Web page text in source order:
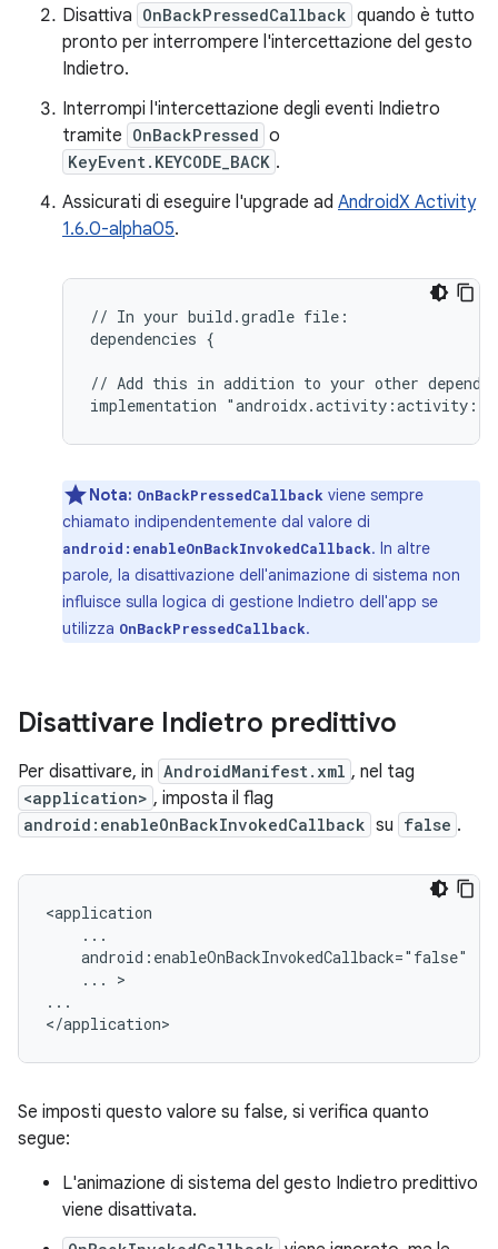
Disattiva OnBackPressedCallback quando è tutto
pronto per interrompere l'intercettazione del gesto
Indietro.
Interrompi l'intercettazione degli eventi Indietro
tramite OnBackPressed o
KeyEvent.KEYCODE_BACK .
Assicurati di eseguire l'upgrade ad AndroidX Activity
1.6.0-alpha05.
// In your build.gradle file:
dependencies {
// Add this in addition to your other
implementation
Nota: OnBackPressedCallback viene sempre
chiamato indipendentemente dal valore di
android:enableOnBackInvokedCallback. In altre
parole, la disattivazione dell'animazione di sistema non
influisce sulla logica di gestione Indietro dell'app se
utilizza OnBackPressedCallback.
Disattivare Indietro predittivo
Per disattivare, in AndroidManifest.xml , nel tag
<application> , imposta il flag
android:enableOnBackInvokedCallback su false .
<application
    ...
    android:enableOnBackInvokedCallback="false"
    ... >
...
Se imposti questo valore su false, si verifica quanto
segue:
L'animazione di sistema del gesto Indietro predittivo
viene disattivata.